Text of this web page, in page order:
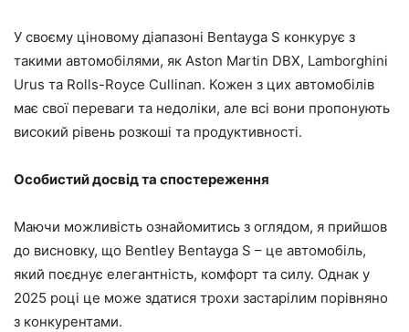
У своєму ціновому діапазоні Bentayga S конкурує з
такими автомобілями, як Aston Martin DBX, Lamborghini
Urus та Rolls-Royce Cullinan. Кожен з цих автомобілів
має свої переваги та недоліки, але всі вони пропонують
високий рівень розкоші та продуктивності.
Особистий досвід та спостереження
Маючи можливість ознайомитись з оглядом, я прийшов
до висновку, що Bentley Bentayga S – це автомобіль,
який поєднує елегантність, комфорт та силу. Однак у
2025 році це може здатися трохи застарілим порівняно
з конкурентами.